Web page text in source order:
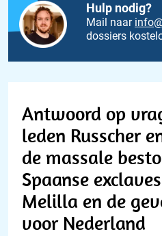
Hulp nodig?
Mail naar
dossiers
Antwoord op
leden Russcher
de massale
Spaanse
Melilla en de
voor Nederland